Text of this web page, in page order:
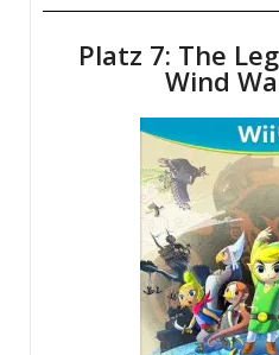
Platz 7: The
Wind